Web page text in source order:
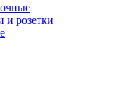
и розетки